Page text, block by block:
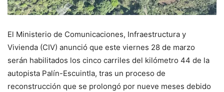
El Ministerio de Comunicaciones, Infraestructura y
Vivienda (CIV) anunció que este viernes 28 de marzo
serán habilitados los cinco carriles del kilómetro 44 de la
autopista Palín-Escuintla, tras un proceso de
reconstrucción que se prolongó por nueve meses debido